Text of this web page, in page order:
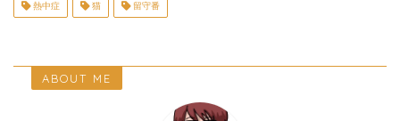
熱中症 猫 留守番
ABOUT ME